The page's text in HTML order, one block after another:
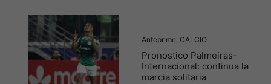
Anteprime, CALCIO
Pronostico Palmeiras-
Internacional: continua la
marcia solitaria